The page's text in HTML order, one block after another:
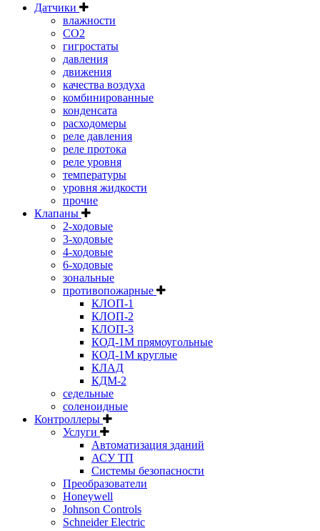
Датчики
влажности
CO2
гигростаты
давления
движения
качества воздуха
комбинированные
конденсата
расходомеры
реле давления
реле протока
реле уровня
температуры
уровня жидкости
прочие
Клапаны
2-ходовые
3-ходовые
4-ходовые
6-ходовые
зональные
противопожарные
КЛОП-1
КЛОП-2
КЛОП-3
КОД-1М прямоугольные
КОД-1М круглые
КЛАД
КДМ-2
седельные
соленоидные
Контроллеры
Услуги
Автоматизация зданий
АСУ ТП
Системы безопасности
Преобразователи
Honeywell
Johnson Controls
Schneider Electric